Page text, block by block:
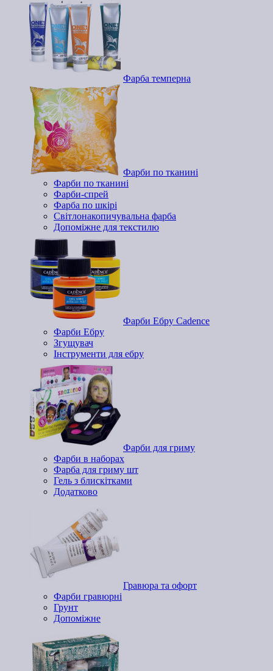
Фарба темперна
Фарби по тканині
Фарби по тканині
Фарби-спрей
Фарба по шкірі
Світлонакопичувальна фарба
Допоміжне для текстилю
Фарби Ебру Cadence
Фарби Ебру
Згущувач
Інструменти для ебру
Фарби для гриму
Фарби в наборах
Фарба для гриму шт
Гель з блискітками
Додатково
Гравюра та офорт
Фарби гравюрні
Грунт
Допоміжне